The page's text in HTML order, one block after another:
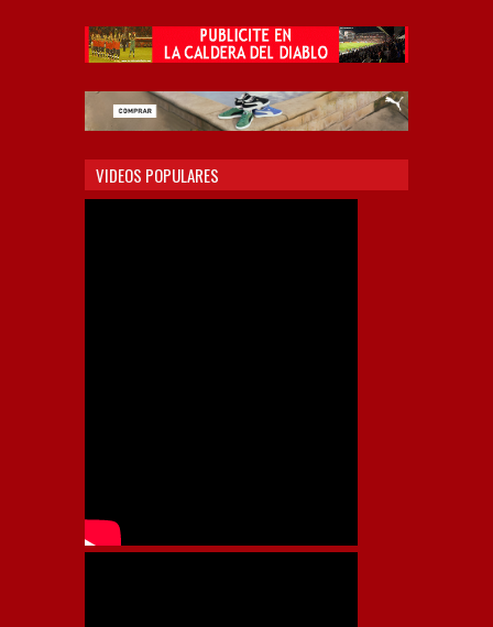
VIDEOS POPULARES